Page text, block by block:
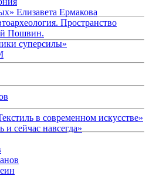
Елизавета Ермакова
Пространство
Пошвин.
суперсилы»
в современном искусстве»
сейчас навсегда»